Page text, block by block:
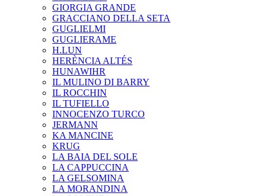
GIORGIA GRANDE
GRACCIANO DELLA SETA
GUGLIELMI
GUGLIERAME
H.LUN
HERÈNCIA ALTÉS
HUNAWIHR
IL MULINO DI BARRY
IL ROCCHIN
IL TUFIELLO
INNOCENZO TURCO
JERMANN
KA MANCINE
KRUG
LA BAIA DEL SOLE
LA CAPPUCCINA
LA GELSOMINA
LA MORANDINA